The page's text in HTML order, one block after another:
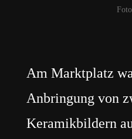
Am Marktplatz
Anbringung von
Keramikbildern